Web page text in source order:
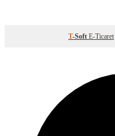
T-Soft E-Ticaret